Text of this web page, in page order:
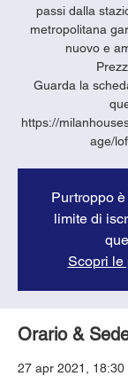
passi dalla
metropolitana
nuovo e
Guarda la
https://
age/
Purtroppo
limite di
Scopri le
Orario &
27 apr 2021, 18:30